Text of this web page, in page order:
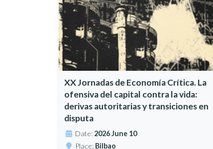
XX Jornadas de Economía Crítica. La
ofensiva del capital contra la vida:
derivas autoritarias y transiciones en
disputa
Date: 2026 June 10
Place: Bilbao